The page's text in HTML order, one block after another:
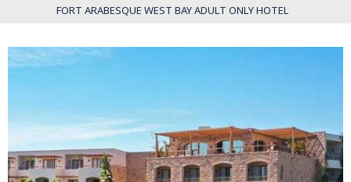
FORT ARABESQUE WEST BAY ADULT ONLY HOTEL